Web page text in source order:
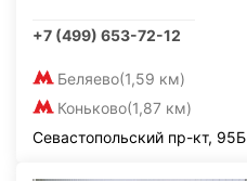
+7 (499) 653-72-12
Беляево(1,59 км)
Коньково(1,87 км)
Севастопольский пр-кт, 95Б